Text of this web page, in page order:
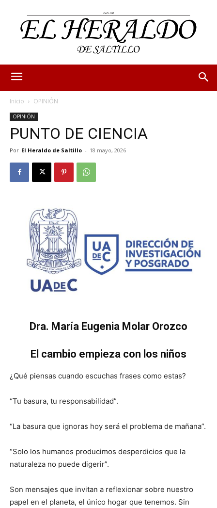
Inicio OPINIÓN
OPINIÓN
PUNTO DE CIENCIA
Por El Heraldo de Saltillo - 18 mayo, 2026
Dra. María Eugenia Molar Orozco
El cambio empieza con los niños
¿Qué piensas cuando escuchas frases como estas?
“Tu basura, tu responsabilidad”.
“La basura que ignoras hoy será el problema de mañana”.
“Solo los humanos producimos desperdicios que la
naturaleza no puede digerir”.
Son mensajes que invitan a reflexionar sobre nuestro
papel en el planeta, el único hogar que tenemos. Sin